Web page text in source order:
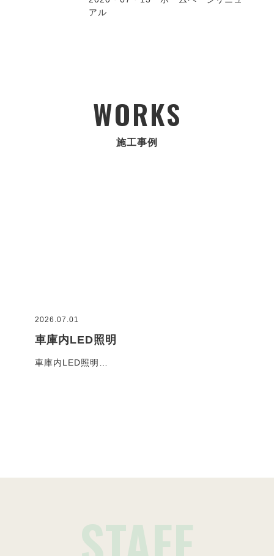
アル
WORKS
施工事例
2026.07.01
車庫内LED照明
車庫内LED照明…